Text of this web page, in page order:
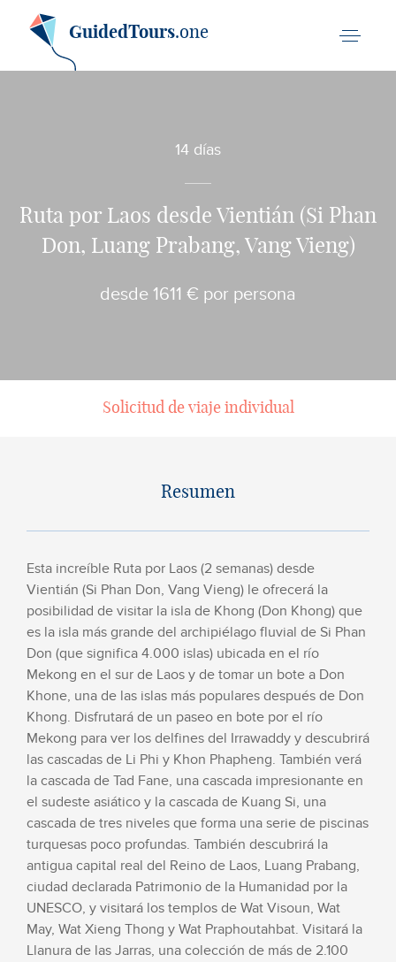
GuidedTours.one
14 días
Ruta por Laos desde Vientián (Si Phan
Don, Luang Prabang, Vang Vieng)
desde 1611 € por persona
Solicitud de viaje individual
Resumen
Esta increíble Ruta por Laos (2 semanas) desde
Vientián (Si Phan Don, Vang Vieng) le ofrecerá la
posibilidad de visitar la isla de Khong (Don Khong) que
es la isla más grande del archipiélago fluvial de Si Phan
Don (que significa 4.000 islas) ubicada en el río
Mekong en el sur de Laos y de tomar un bote a Don
Khone, una de las islas más populares después de Don
Khong. Disfrutará de un paseo en bote por el río
Mekong para ver los delfines del Irrawaddy y descubrirá
las cascadas de Li Phi y Khon Phapheng. También verá
la cascada de Tad Fane, una cascada impresionante en
el sudeste asiático y la cascada de Kuang Si, una
cascada de tres niveles que forma una serie de piscinas
turquesas poco profundas. También descubrirá la
antigua capital real del Reino de Laos, Luang Prabang,
ciudad declarada Patrimonio de la Humanidad por la
UNESCO, y visitará los templos de Wat Visoun, Wat
May, Wat Xieng Thong y Wat Praphoutahbat. Visitará la
Llanura de las Jarras, una colección de más de 2.100